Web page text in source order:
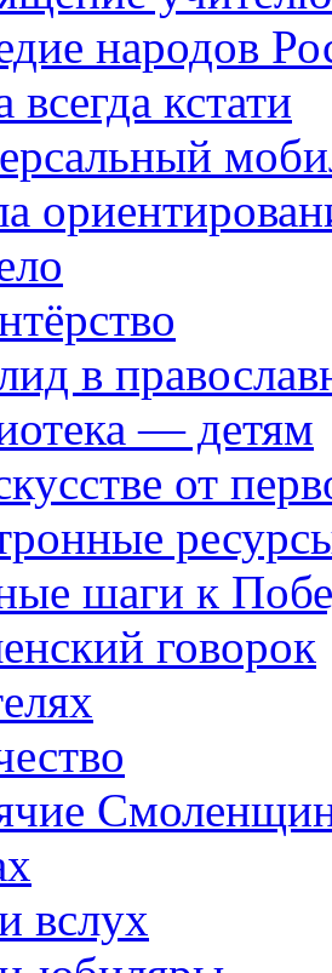
народов
всегда кстати
в
— детям
от
шаги к
говорок
вслух